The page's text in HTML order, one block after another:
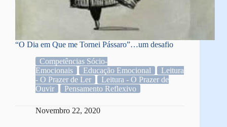
“O Dia em Que me Tornei Pássaro”…um desafio
Competências Sócio-
Emocionais
Educação Emocional
Leitura
- O Prazer de Ler
Leitura - O Prazer de
Ouvir
Pensamento Reflexivo
Novembro 22, 2020